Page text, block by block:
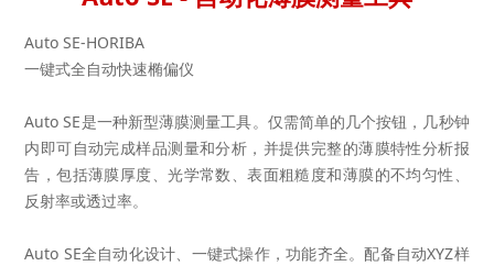
Auto SE-HORIBA
一键式全自动快速椭偏仪
Auto SE是一种新型薄膜测量工具。仅需简单的几个按钮，几秒钟
内即可自动完成样品测量和分析，并提供完整的薄膜特性分析报
告，包括薄膜厚度、光学常数、表面粗糙度和薄膜的不均匀性、
反射率或透过率。
Auto SE全自动化设计、一键式操作，功能齐全。配备自动XYZ样